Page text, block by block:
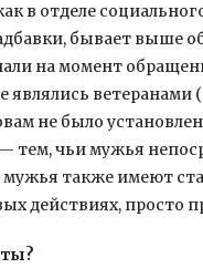
в отделе
бывает выше
на момент
ветеранами
не было
тем, чьи мужья
также имеют
действиях, просто